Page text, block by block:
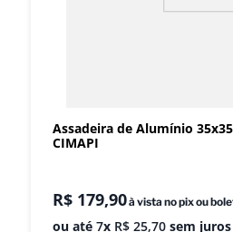
Assadeira de Alumínio
CIMAPI
R$ 179,90à vista no pix ou
ou até 7x R$ 25,70 sem juros